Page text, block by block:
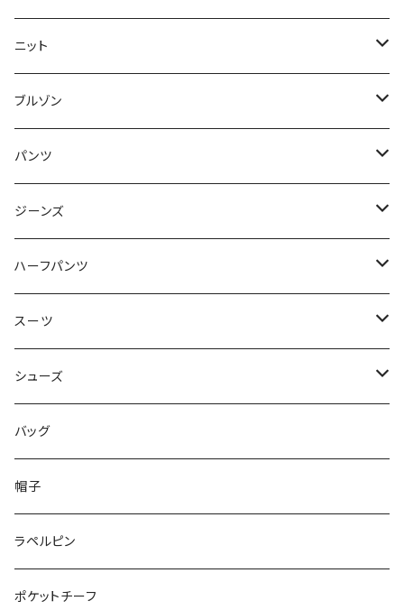
50/XL～
48/L
50/XL～
46/M
48/L
50/XL～
～44/S
46/M
48/L
50/XL～
ニット
～44/S
46/M
48/L
50/XL～
ブルゾン
～44/S
46/M
48/L
50/XL～
パンツ
～44/S
46/M
48/L
50/XL～
ジーンズ
～44/S
46/M
48/L
50/XL～
ハーフパンツ
～44/S
46/M
48/L
50/XL～
スーツ
～44/S
46/M
48/L
50/XL～
シューズ
～25.5cm
26cm～
27cm～
28cm～
バッグ
帽子
ラペルピン
ポケットチーフ